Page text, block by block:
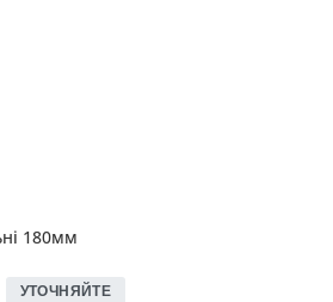
180мм
УТОЧНЯЙТЕ